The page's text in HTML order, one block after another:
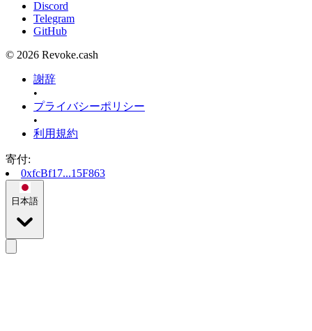
Discord
Telegram
GitHub
© 2026 Revoke.cash
謝辞
•
プライバシーポリシー
•
利用規約
寄付:
0xfcBf17...15F863
日本語